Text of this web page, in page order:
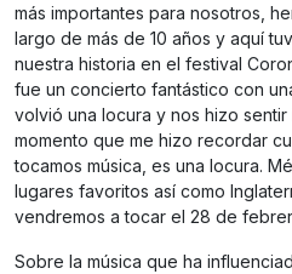
más importantes para nosotros,
largo de más de 10 años y aquí
nuestra historia en el festival
fue un concierto fantástico con
volvió una locura y nos hizo sentir
momento que me hizo recordar
tocamos música, es una locura.
lugares favoritos así como
vendremos a tocar el 28 de
Sobre la música que ha